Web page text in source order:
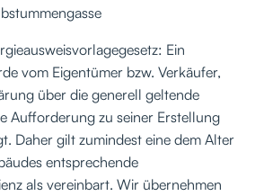
Ein
vom Eigentümer bzw. Verkäufer,
über die generell geltende
Aufforderung zu seiner Erstellung
Daher gilt zumindest eine dem Alter
entsprechende
als vereinbart. Wir übernehmen